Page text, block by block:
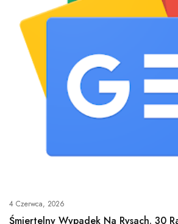
4 Czerwca, 2026
Śmiertelny Wypadek Na Rysach. 30